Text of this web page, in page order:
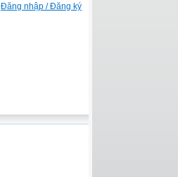
Đăng nhập / Đăng ký